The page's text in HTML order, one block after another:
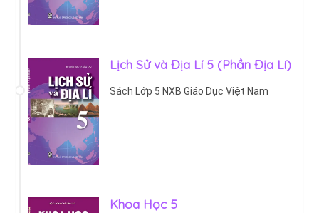
Lịch Sử và Địa Lí 5 (Phần Địa Lí)
Sách Lớp 5 NXB Giáo Dục Việt Nam
Khoa Học 5